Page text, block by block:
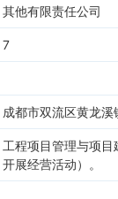
其他有限责任公司
7
成都市双流区黄龙
工程项目管理与项
开展经营活动）。